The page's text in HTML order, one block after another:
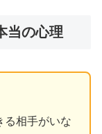
当の心理
る相手がいな